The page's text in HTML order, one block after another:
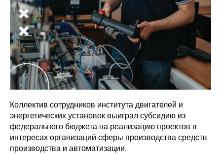
Коллектив сотрудников института двигателей и
энергетических установок выиграл субсидию из
федерального бюджета на реализацию проектов в
интересах организаций сферы производства средств
производства и автоматизации.